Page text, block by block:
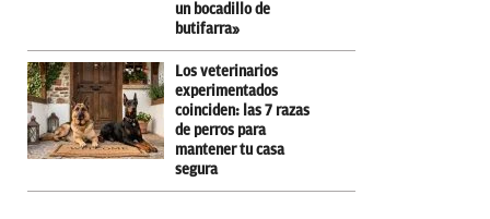
un bocadillo de
butifarra»
Los veterinarios
experimentados
coinciden: las 7 razas
de perros para
mantener tu casa
segura